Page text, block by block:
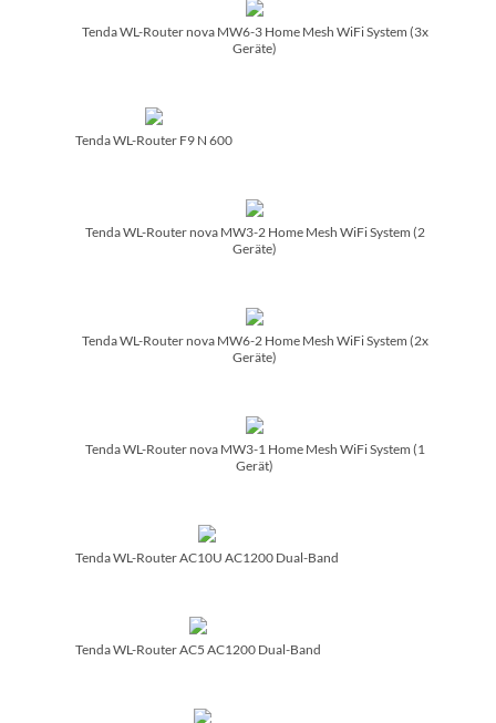
Tenda WL-Router nova MW6-3 Home Mesh WiFi System (3x
Geräte)
Tenda WL-Router F9 N 600
Tenda WL-Router nova MW3-2 Home Mesh WiFi System (2
Geräte)
Tenda WL-Router nova MW6-2 Home Mesh WiFi System (2x
Geräte)
Tenda WL-Router nova MW3-1 Home Mesh WiFi System (1
Gerät)
Tenda WL-Router AC10U AC1200 Dual-Band
Tenda WL-Router AC5 AC1200 Dual-Band